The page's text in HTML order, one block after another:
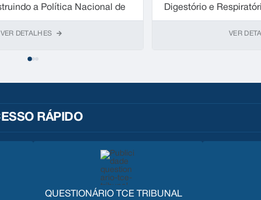
a Política Nacional de
Urbano
VER DETALHES
Digestório e
Parceria com a
UBS, e a Professora...
VER
RÁPIDO
QUESTIONÁRIO TCE TRIBUNAL